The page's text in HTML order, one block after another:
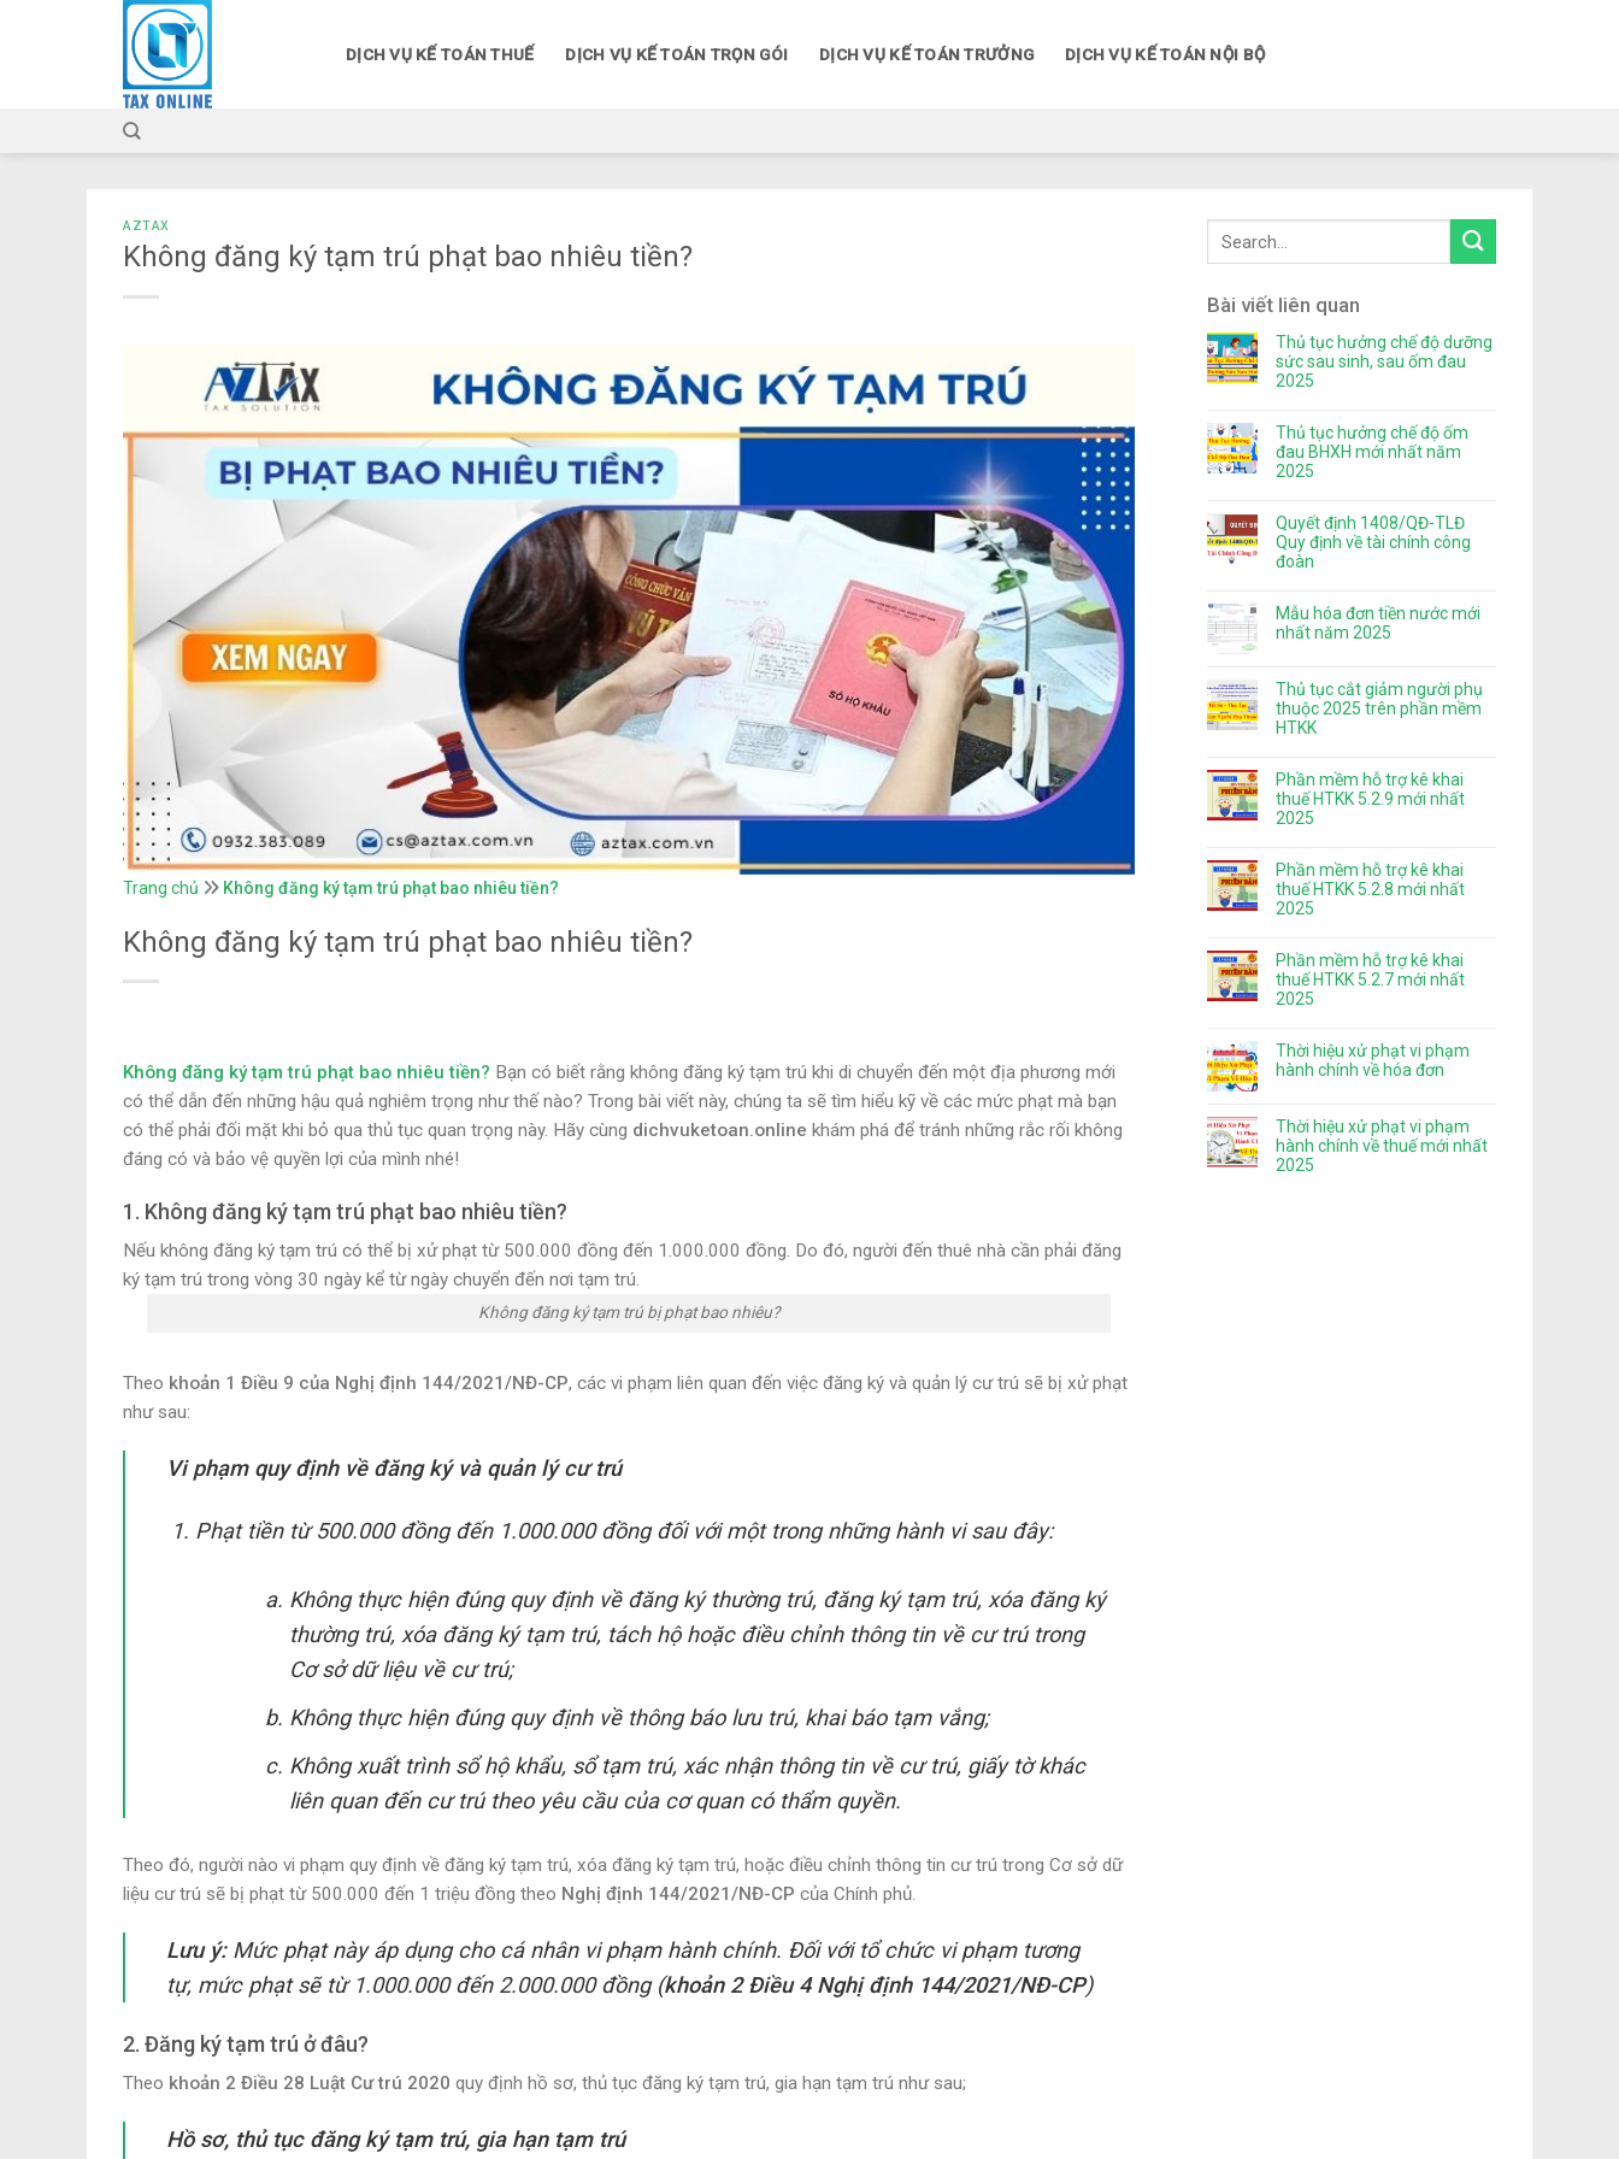
DỊCH VỤ KẾ TOÁN THUẾ DỊCH VỤ KẾ TOÁN TRỌN GÓI DỊCH VỤ KẾ TOÁN TRƯỞNG DỊCH VỤ KẾ TOÁN NỘI BỘ
AZTAX
Không đăng ký tạm trú phạt bao nhiêu tiền?
Trang chủ Không đăng ký tạm trú phạt bao nhiêu tiền?
Không đăng ký tạm trú phạt bao nhiêu tiền?
Không đăng ký tạm trú phạt bao nhiêu tiền? Bạn có biết rằng không đăng ký tạm trú khi di chuyển đến một địa phương mới
có thể dẫn đến những hậu quả nghiêm trọng như thế nào? Trong bài viết này, chúng ta sẽ tìm hiểu kỹ về các mức phạt mà bạn
có thể phải đối mặt khi bỏ qua thủ tục quan trọng này. Hãy cùng dichvuketoan.online khám phá để tránh những rắc rối không
đáng có và bảo vệ quyền lợi của mình nhé!
1. Không đăng ký tạm trú phạt bao nhiêu tiền?
Nếu không đăng ký tạm trú có thể bị xử phạt từ 500.000 đồng đến 1.000.000 đồng. Do đó, người đến thuê nhà cần phải đăng
ký tạm trú trong vòng 30 ngày kể từ ngày chuyển đến nơi tạm trú.
Không đăng ký tạm trú bị phạt bao nhiêu?
Theo khoản 1 Điều 9 của Nghị định 144/2021/NĐ-CP, các vi phạm liên quan đến việc đăng ký và quản lý cư trú sẽ bị xử phạt
như sau:
Vi phạm quy định về đăng ký và quản lý cư trú
Phạt tiền từ 500.000 đồng đến 1.000.000 đồng đối với một trong những hành vi sau đây:
Không thực hiện đúng quy định về đăng ký thường trú, đăng ký tạm trú, xóa đăng ký
thường trú, xóa đăng ký tạm trú, tách hộ hoặc điều chỉnh thông tin về cư trú trong
Cơ sở dữ liệu về cư trú;
Không thực hiện đúng quy định về thông báo lưu trú, khai báo tạm vắng;
Không xuất trình sổ hộ khẩu, sổ tạm trú, xác nhận thông tin về cư trú, giấy tờ khác
liên quan đến cư trú theo yêu cầu của cơ quan có thẩm quyền.
Theo đó, người nào vi phạm quy định về đăng ký tạm trú, xóa đăng ký tạm trú, hoặc điều chỉnh thông tin cư trú trong Cơ sở dữ
liệu cư trú sẽ bị phạt từ 500.000 đến 1 triệu đồng theo Nghị định 144/2021/NĐ-CP của Chính phủ.
Lưu ý:Mức phạt này áp dụng cho cá nhân vi phạm hành chính. Đối với tổ chức vi phạm tương
tự, mức phạt sẽ từ 1.000.000 đến 2.000.000 đồng (khoản 2 Điều 4 Nghị định 144/2021/NĐ-CP)
2. Đăng ký tạm trú ở đâu?
Theo khoản 2 Điều 28 Luật Cư trú 2020 quy định hồ sơ, thủ tục đăng ký tạm trú, gia hạn tạm trú như sau;
Hồ sơ, thủ tục đăng ký tạm trú, gia hạn tạm trú
Bài viết liên quan
Thủ tục hưởng chế độ dưỡng
sức sau sinh, sau ốm đau
2025
Thủ tục hưởng chế độ ốm
đau BHXH mới nhất năm
2025
Quyết định 1408/QĐ-TLĐ
Quy định về tài chính công
đoàn
Mẫu hóa đơn tiền nước mới
nhất năm 2025
Thủ tục cắt giảm người phụ
thuộc 2025 trên phần mềm
HTKK
Phần mềm hỗ trợ kê khai
thuế HTKK 5.2.9 mới nhất
2025
Phần mềm hỗ trợ kê khai
thuế HTKK 5.2.8 mới nhất
2025
Phần mềm hỗ trợ kê khai
thuế HTKK 5.2.7 mới nhất
2025
Thời hiệu xử phạt vi phạm
hành chính về hóa đơn
Thời hiệu xử phạt vi phạm
hành chính về thuế mới nhất
2025